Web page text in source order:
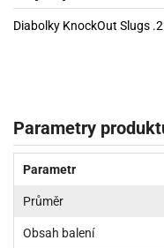
Diabolky KnockOut Slugs
Parametry
Parametr
Průměr
Obsah balení